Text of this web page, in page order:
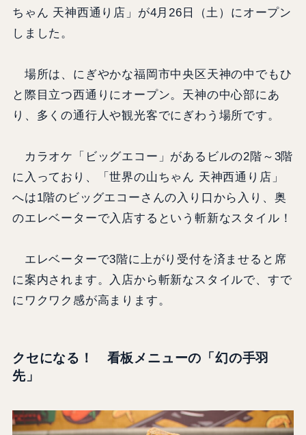
ちゃん 天神西通り店」が4月26日（土）にオープン
しました。
場所は、にぎやかな福岡市中央区天神の中でもひ
と際目立つ西通りにオープン。天神の中心部にあ
り、多くの通行人や観光客でにぎわう場所です。
カラオケ「ビッグエコー」があるビルの2階～3階
に入っており、「世界の山ちゃん 天神西通り店」
へは1階のビッグエコーさんの入り口から入り、奥
のエレベーターで入店するという斬新なスタイル！
エレベーターで3階に上がり受付を済ませると席
に案内されます。入店から斬新なスタイルで、すで
にワクワク感が高まります。
クセになる！ 看板メニューの「幻の手羽
先」